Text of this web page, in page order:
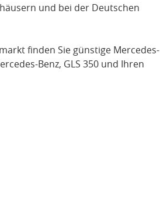
und bei der Deutschen
finden Sie günstige Mercedes-
Benz, GLS 350 und Ihren